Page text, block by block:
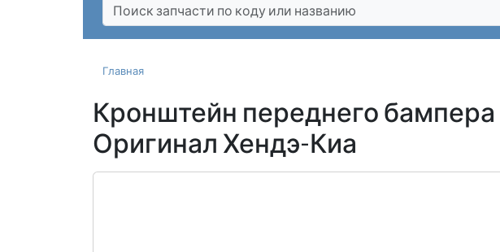
Главная
Кронштейн переднего бампера
Оригинал Хендэ-Киа